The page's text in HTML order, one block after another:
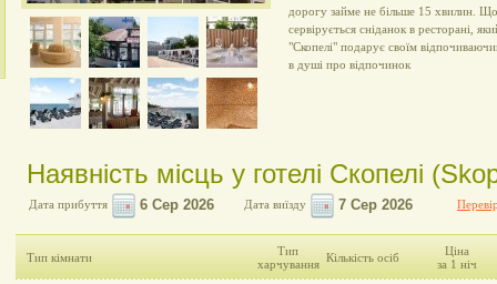
дорогу займе не більше 15 хвилин.
сервірується сніданок в ресторані,
"Скопелі" подарує своїм
в душі про відпочинок
Наявність місць у готелі Скопелі
Дата прибуття Дата виїзду
Тип кімнати
Тип
харчування Кількість осіб
Ціна
за 1 ніч